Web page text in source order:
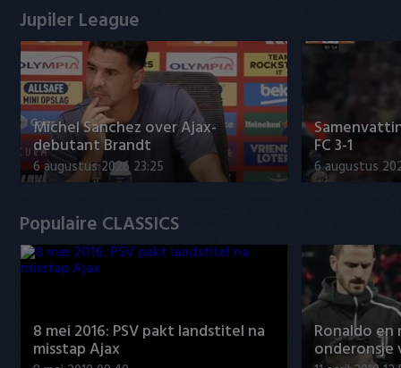
Jupiler League
Míchel Sanchez over Ajax-
debutant Brandt
6 augustus 2026 23:25
FC 3-1
6 augustus
Populaire CLASSICS
8 mei 2016: PSV pakt landstitel na
misstap Ajax
Ronaldo
onderonsje